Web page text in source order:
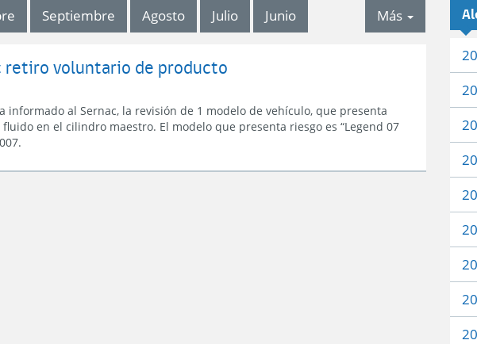
Más tabdrop
Septiembre Agosto Julio Junio
retiro voluntario de producto
informado al Sernac, la revisión de 1 modelo de vehículo, que presenta
en el cilindro maestro. El modelo que presenta riesgo es “Legend 07